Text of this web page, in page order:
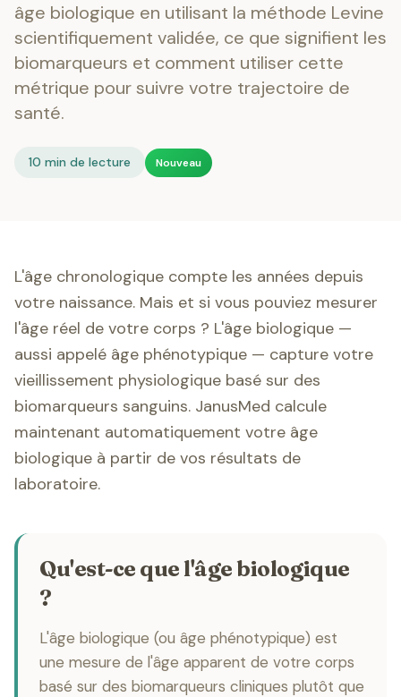
âge biologique en utilisant la méthode Levine
scientifiquement validée, ce que signifient les
biomarqueurs et comment utiliser cette
métrique pour suivre votre trajectoire de
santé.
10 min de lecture Nouveau
L'âge chronologique compte les années depuis
votre naissance. Mais et si vous pouviez mesurer
l'âge réel de votre corps ? L'âge biologique —
aussi appelé âge phénotypique — capture votre
vieillissement physiologique basé sur des
biomarqueurs sanguins. JanusMed calcule
maintenant automatiquement votre âge
biologique à partir de vos résultats de
laboratoire.
Qu'est-ce que l'âge biologique
?
L'âge biologique (ou âge phénotypique) est
une mesure de l'âge apparent de votre corps
basé sur des biomarqueurs cliniques plutôt que